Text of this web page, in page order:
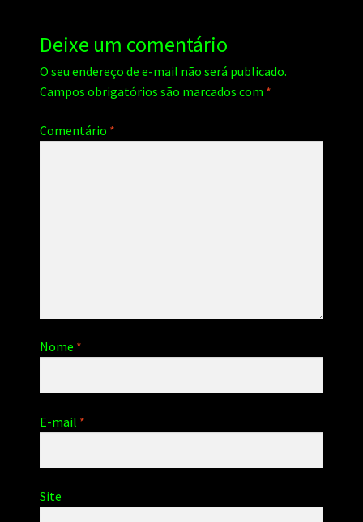
Deixe um comentário
O seu endereço de e-mail não será publicado.
Campos obrigatórios são marcados com *
Comentário *
Nome *
E-mail *
Site